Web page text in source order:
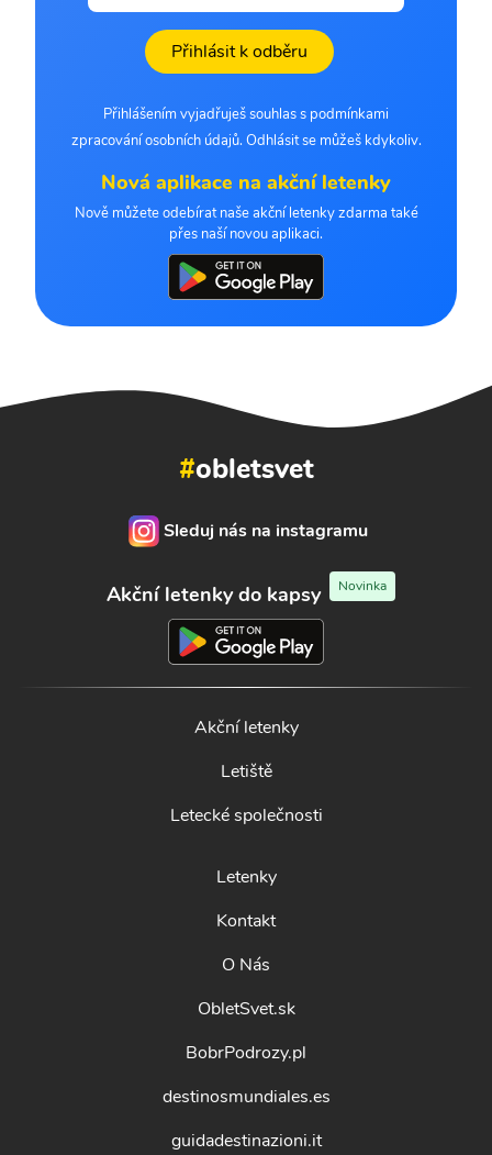
Přihlásit k odběru
Přihlášením vyjadřuješ souhlas s podmínkami
zpracování osobních údajů. Odhlásit se můžeš kdykoliv.
Nová aplikace na akční letenky
Nově můžete odebírat naše akční letenky zdarma také
přes naší novou aplikaci.
#obletsvet
Sleduj nás na instagramu
Akční letenky do kapsy Novinka
Akční letenky
Letiště
Letecké společnosti
Letenky
Kontakt
O Nás
ObletSvet.sk
BobrPodrozy.pl
destinosmundiales.es
guidadestinazioni.it